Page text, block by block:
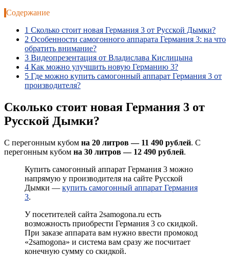
Содержание
1 Сколько стоит новая Германия 3 от Русской Дымки?
2 Особенности самогонного аппарата Германия 3: на что
обратить внимание?
3 Видеопрезентация от Владислава Кислицына
4 Как можно улучшить новую Германию 3?
5 Где можно купить самогонный аппарат Германия 3 от
производителя?
Сколько стоит новая Германия 3 от
Русской Дымки?
С перегонным кубом на 20 литров — 11 490 рублей. С
перегонным кубом на 30 литров — 12 490 рублей.
Купить самогонный аппарат Германия 3 можно
напрямую у производителя на сайте Русской
Дымки — купить самогонный аппарат Германия
3.
У посетителей сайта 2samogona.ru есть
возможность приобрести Германия 3 со скидкой.
При заказе аппарата вам нужно ввести промокод
«2samogona» и система вам сразу же посчитает
конечную сумму со скидкой.